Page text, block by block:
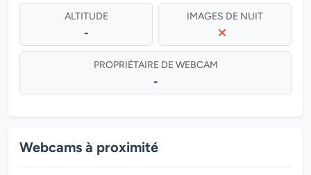
ALTITUDE
-
IMAGES DE NUIT
PROPRIÉTAIRE DE WEBCAM
-
Webcams à proximité